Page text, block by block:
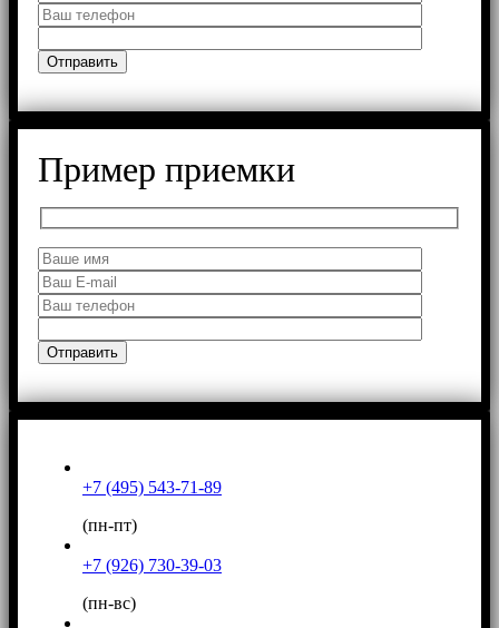
Пример приемки
+7 (495) 543-71-89
(пн-пт)
+7 (926) 730-39-03
(пн-вс)